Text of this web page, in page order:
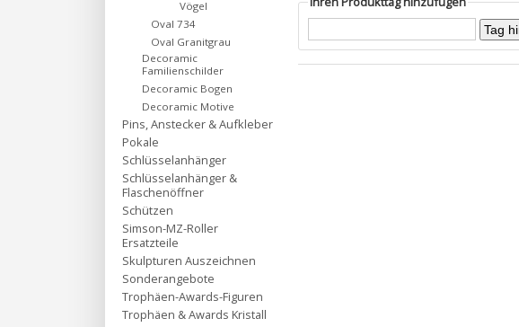
Vögel
Oval 734
Oval Granitgrau
Decoramic
Familienschilder
Decoramic Bogen
Decoramic Motive
Pins, Anstecker & Aufkleber
Pokale
Schlüsselanhänger
Schlüsselanhänger &
Flaschenöffner
Schützen
Simson-MZ-Roller
Ersatzteile
Skulpturen Auszeichnen
Sonderangebote
Trophäen-Awards-Figuren
Trophäen & Awards Kristall